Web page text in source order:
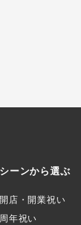
シーンから選ぶ
開店・開業祝い
周年祝い